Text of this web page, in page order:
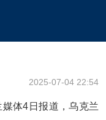
2025-07-04 22:54
体4日报道，乌克兰